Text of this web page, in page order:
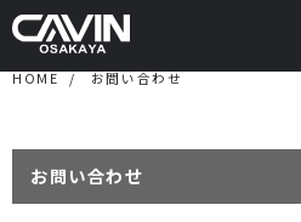
HOME お問い合わせ
お問い合わせ